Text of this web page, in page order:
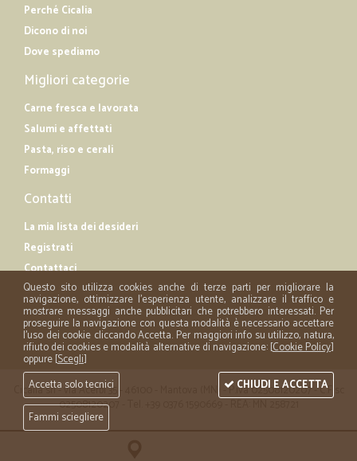
Perché Cicalia
Dicono di noi
Dove spediamo
Migliori categorie
Carne fresca e lavorata
Salumi e affettati
Pasta, riso e cerali
Formaggi
Contatti
La mia lista dei desideri
Registrati
Contattaci
Cicalia srl - via Acerbi 35 - 46100 - Mantova (MN) - P.iva 02508120207 - C.Fisc
02508120207 - Tel. +39 0376 1590669 - REA: MN 258721
Questo sito utilizza cookies anche di terze parti per migliorare la
navigazione, ottimizzare l'esperienza utente, analizzare il traffico e
mostrare messaggi anche pubblicitari che potrebbero interessati. Per
proseguire la navigazione con questa modalità è necessario accettare
l'uso dei cookie cliccando Accetta. Per maggiori info su utilizzo, natura,
rifiuto dei cookies e modalità alternative di navigazione: [Cookie Policy]
oppure [Scegli]
Accetta solo tecnici
Fammi sciegliere
CHIUDI E ACCETTA